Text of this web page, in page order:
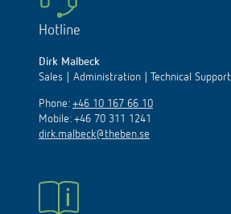
Hotline
Dirk Malbeck
Sales | Administration | Technical Support
Phone: +46 10 167 66 10
Mobile: +46 70 311 1241
dirk.malbeck@theben.se